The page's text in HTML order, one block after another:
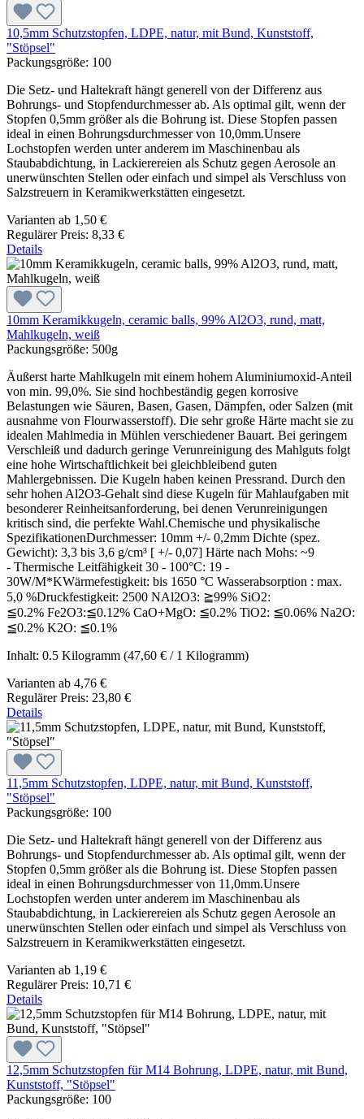
10,5mm Schutzstopfen, LDPE, natur, mit Bund, Kunststoff,
"Stöpsel"
Packungsgröße: 100
Die Setz- und Haltekraft hängt generell von der Differenz aus
Bohrungs- und Stopfendurchmesser ab. Als optimal gilt, wenn der
Stopfen 0,5mm größer als die Bohrung ist. Diese Stopfen passen
ideal in einen Bohrungsdurchmesser von 10,0mm.Unsere
Lochstopfen werden unter anderem im Maschinenbau als
Staubabdichtung, in Lackierereien als Schutz gegen Aerosole an
unerwünschten Stellen oder einfach und simpel als Verschluss von
Salzstreuern in Keramikwerkstätten eingesetzt.
Varianten ab 1,50 €
Regulärer Preis: 8,33 €
Details
10mm Keramikkugeln, ceramic balls, 99% Al2O3, rund, matt,
Mahlkugeln, weiß
Packungsgröße: 500g
Äußerst harte Mahlkugeln mit einem hohem Aluminiumoxid-Anteil
von min. 99,0%. Sie sind hochbeständig gegen korrosive
Belastungen wie Säuren, Basen, Gasen, Dämpfen, oder Salzen (mit
ausnahme von Flourwasserstoff). Die sehr große Härte macht sie zu
idealen Mahlmedia in Mühlen verschiedener Bauart. Bei geringem
Verschleiß und dadurch geringe Verunreinigung des Mahlguts folgt
eine hohe Wirtschaftlichkeit bei gleichbleibend guten
Mahlergebnissen. Die Kugeln haben keinen Pressrand. Durch den
sehr hohen Al2O3-Gehalt sind diese Kugeln für Mahlaufgaben mit
besonderer Reinheitsanforderung, bei denen Verunreinigungen
kritisch sind, die perfekte Wahl.Chemische und physikalische
SpezifikationenDurchmesser: 10mm +/- 0,2mm Dichte (spez.
Gewicht): 3,3 bis 3,6 g/cm³ [ +/- 0,07] Härte nach Mohs: ~9
- Thermische Leitfähigkeit 30 - 100°C: 19 -
30W/M*KWärmefestigkeit: bis 1650 °C Wasserabsorption : max.
5,0 %Druckfestigkeit: 2500 NAl2O3: ≧99% SiO2:
≦0.2% Fe2O3:≦0.12% CaO+MgO: ≦0.2% TiO2: ≦0.06% Na2O:
≦0.2% K2O: ≦0.1%
Inhalt: 0.5 Kilogramm (47,60 € / 1 Kilogramm)
Varianten ab 4,76 €
Regulärer Preis: 23,80 €
Details
11,5mm Schutzstopfen, LDPE, natur, mit Bund, Kunststoff,
"Stöpsel"
Packungsgröße: 100
Die Setz- und Haltekraft hängt generell von der Differenz aus
Bohrungs- und Stopfendurchmesser ab. Als optimal gilt, wenn der
Stopfen 0,5mm größer als die Bohrung ist. Diese Stopfen passen
ideal in einen Bohrungsdurchmesser von 11,0mm.Unsere
Lochstopfen werden unter anderem im Maschinenbau als
Staubabdichtung, in Lackierereien als Schutz gegen Aerosole an
unerwünschten Stellen oder einfach und simpel als Verschluss von
Salzstreuern in Keramikwerkstätten eingesetzt.
Varianten ab 1,19 €
Regulärer Preis: 10,71 €
Details
12,5mm Schutzstopfen für M14 Bohrung, LDPE, natur, mit Bund,
Kunststoff, "Stöpsel"
Packungsgröße: 100